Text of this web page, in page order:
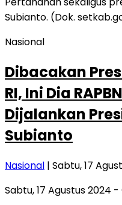
Nasional
Dibacakan
RI, Ini Dia
Dijalankan
Subianto
Nasional | Sabtu, 17
Sabtu, 17 Agustus 2024 -